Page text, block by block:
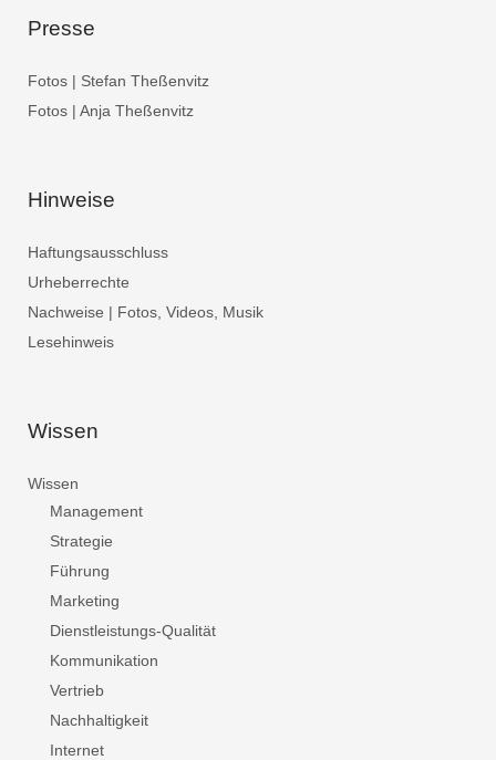
Presse
Fotos | Stefan Theßenvitz
Fotos | Anja Theßenvitz
Hinweise
Haftungsausschluss
Urheberrechte
Nachweise | Fotos, Videos, Musik
Lesehinweis
Wissen
Wissen
Management
Strategie
Führung
Marketing
Dienstleistungs-Qualität
Kommunikation
Vertrieb
Nachhaltigkeit
Internet